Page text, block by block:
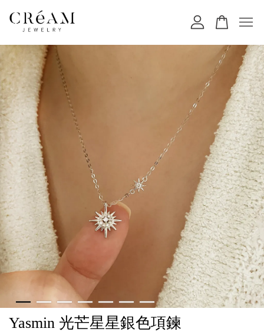
Yasmin 光芒星星銀色項鍊
您的購物車目前還是空的。